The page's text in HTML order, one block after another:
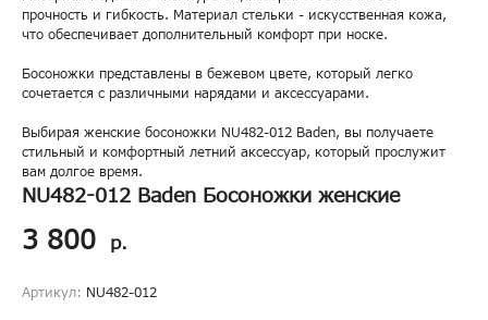
прочность и гибкость. Материал стельки - искусственная кожа,
что обеспечивает дополнительный комфорт при носке.
Босоножки представлены в бежевом цвете, который легко
сочетается с различными нарядами и аксессуарами.
Выбирая женские босоножки NU482-012 Baden, вы получаете
стильный и комфортный летний аксессуар, который прослужит
вам долгое время.
NU482-012 Baden Босоножки женские
3 800 р.
Артикул: NU482-012